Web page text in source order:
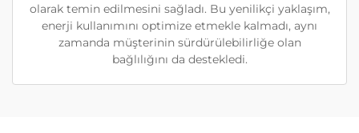
olarak temin edilmesini sağladı. Bu yenilikçi yaklaşım,
enerji kullanımını optimize etmekle kalmadı, aynı
zamanda müşterinin sürdürülebilirliğe olan
bağlılığını da destekledi.